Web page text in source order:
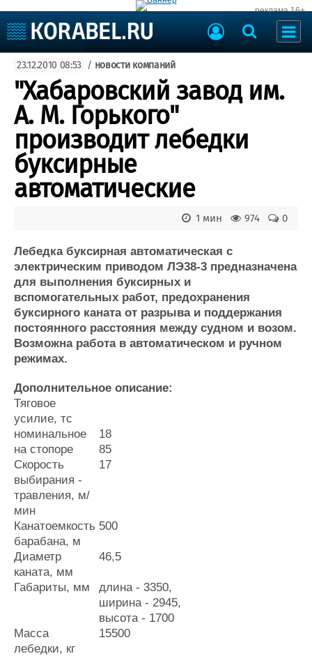
реклама 16+
Судоходство
Судоремонт
События
Пресс-релизы
Порты
Образование
Яхты и катера
Еще
Компании
Репутация
Работа
Крюинг
Журнал
Реклама
Доска объявлений
Оборудование
Изделия
Материалы
Услуги
Конференции
Выставки и семинары
Личности
Словарь
Флот
23.12.2010 08:53 / новости компаний
"Хабаровский завод им.
А. М. Горького"
производит лебедки
буксирные
автоматические
0
974
1 мин
Лебедка буксирная автоматическая с
электрическим приводом ЛЭ38-3 предназначена
для выполнения буксирных и
вспомогательных работ, предохранения
буксирного каната от разрыва и поддержания
постоянного расстояния между судном и возом.
Возможна работа в автоматическом и ручном
режимах.
Дополнительное описание:
Тяговое
усилие, тс
номинальное
18
на стопоре
85
Скорость
выбирания -
травления, м/
мин
17
Канатоемкость
барабана, м
500
Диаметр
каната, мм
46,5
Габариты, мм
длина - 3350,
ширина - 2945,
высота - 1700
Масса
лебедки, кг
15500